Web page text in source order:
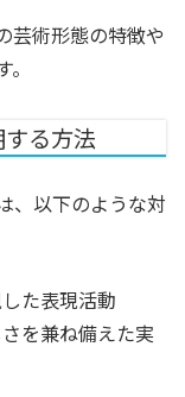
芸術形態の特徴や
る方法
、以下のような対
た表現活動
を兼ね備えた実